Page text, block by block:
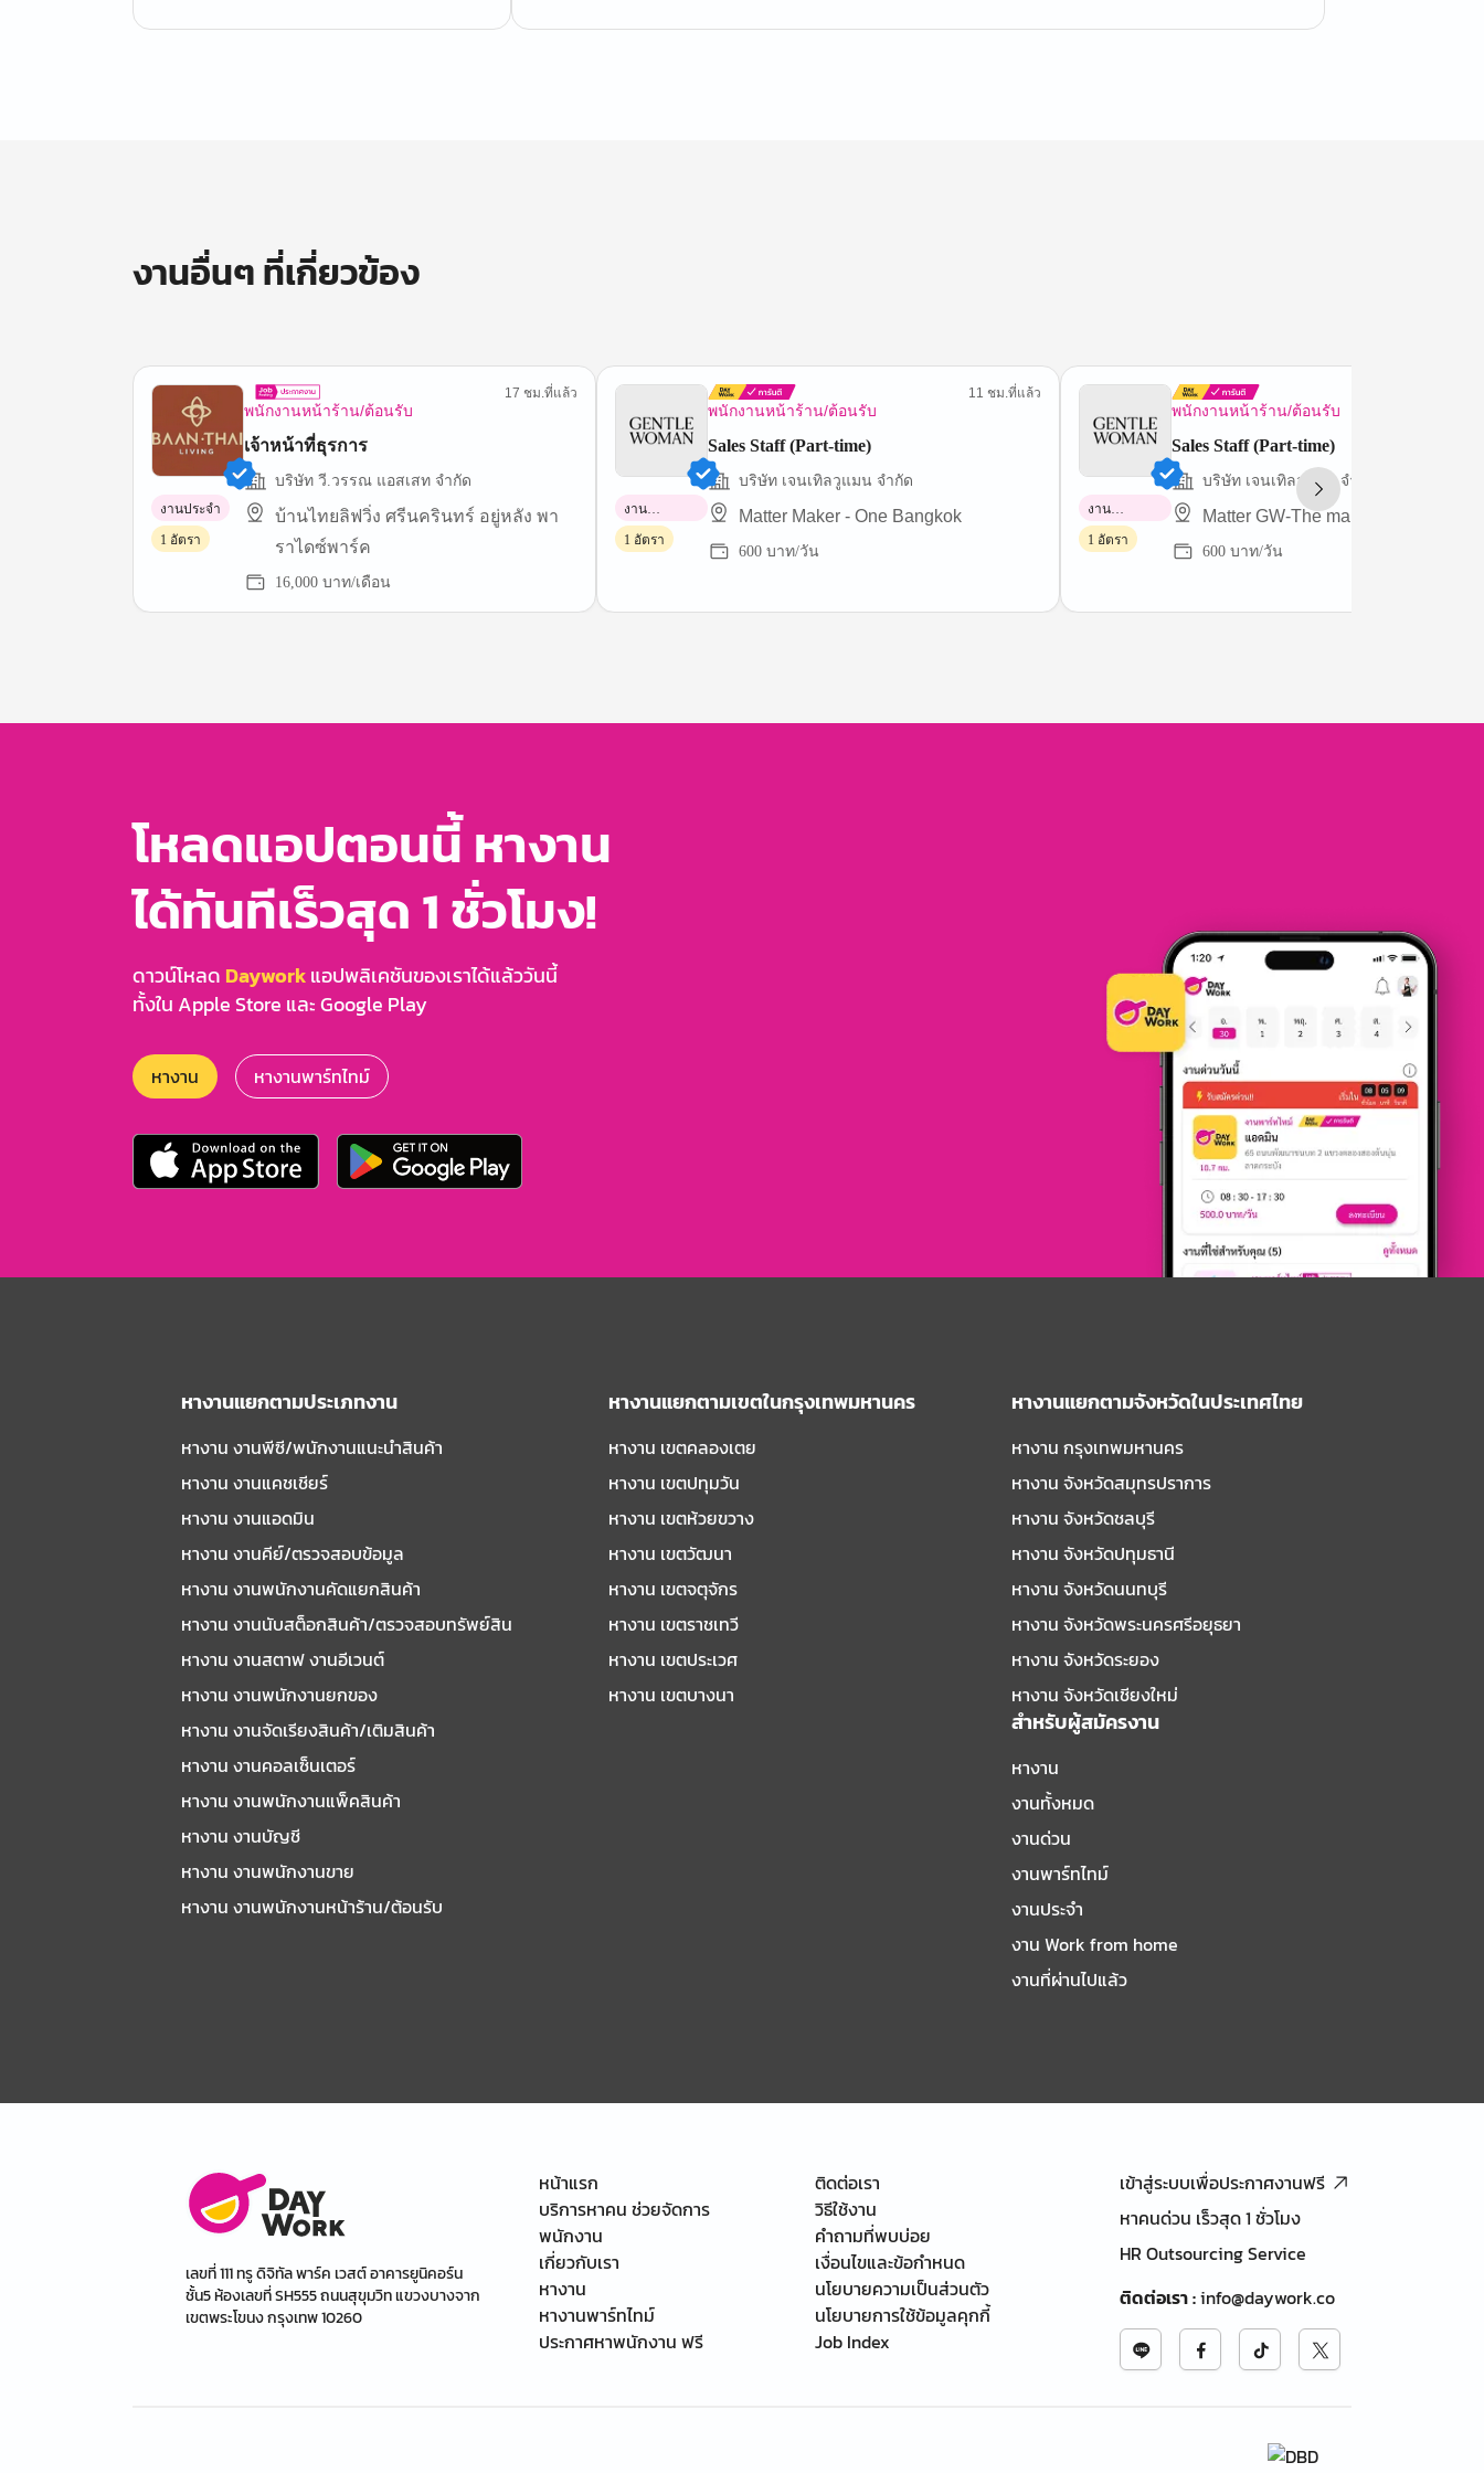
งานอื่นๆ ที่เกี่ยวข้อง
พนักงานหน้าร้าน/ต้อนรับ
17 ชม.ที่แล้ว
เจ้าหน้าที่ธุรการ
บริษัท วี.วรรณ แอสเสท จำกัด
บ้านไทยลิฟวิ่ง ศรีนครินทร์ อยู่หลัง พา
ราไดซ์พาร์ค
16,000 บาท/เดือน
งานประจำ
1 อัตรา
พนักงานหน้าร้าน/ต้อนรับ
11 ชม.ที่แล้ว
Sales Staff (Part-time)
บริษัท เจนเทิลวูแมน จำกัด
Matter Maker - One Bangkok
600 บาท/วัน
งาน
พาร์ทไทม์
1 อัตรา
พนักงานหน้าร้าน/ต้อนรับ
Sales Staff (Part-time)
บริษัท เจนเทิลวูแมน จำกัด
Matter GW-The mall bangkapi
600 บาท/วัน
งาน
พาร์ทไทม์
1 อัตรา
โหลดแอปตอนนี้ หางาน
ได้ทันทีเร็วสุด 1 ชั่วโมง!
ดาวน์โหลด Dayworkแอปพลิเคชันของเราได้แล้ววันนี้
ทั้งใน Apple Store และ Google Play
หางาน หางานพาร์ทไทม์
หางานแยกตามประเภทงาน
หางาน งานพีซี/พนักงานแนะนําสินค้า
หางาน งานแคชเชียร์
หางาน งานแอดมิน
หางาน งานคีย์/ตรวจสอบข้อมูล
หางาน งานพนักงานคัดแยกสินค้า
หางาน งานนับสต็อกสินค้า/ตรวจสอบทรัพย์สิน
หางาน งานสตาฟ งานอีเวนต์
หางาน งานพนักงานยกของ
หางาน งานจัดเรียงสินค้า/เติมสินค้า
หางาน งานคอลเซ็นเตอร์
หางาน งานพนักงานแพ็คสินค้า
หางาน งานบัญชี
หางาน งานพนักงานขาย
หางาน งานพนักงานหน้าร้าน/ต้อนรับ
หางานแยกตามเขตในกรุงเทพมหานคร
หางาน เขตคลองเตย
หางาน เขตปทุมวัน
หางาน เขตห้วยขวาง
หางาน เขตวัฒนา
หางาน เขตจตุจักร
หางาน เขตราชเทวี
หางาน เขตประเวศ
หางาน เขตบางนา
หางานแยกตามจังหวัดในประเทศไทย
หางาน กรุงเทพมหานคร
หางาน จังหวัดสมุทรปราการ
หางาน จังหวัดชลบุรี
หางาน จังหวัดปทุมธานี
หางาน จังหวัดนนทบุรี
หางาน จังหวัดพระนครศรีอยุธยา
หางาน จังหวัดระยอง
หางาน จังหวัดเชียงใหม่
สำหรับผู้สมัครงาน
หางาน
งานทั้งหมด
งานด่วน
งานพาร์ทไทม์
งานประจำ
งาน Work from home
งานที่ผ่านไปแล้ว
เลขที่ 111 ทรู ดิจิทัล พาร์ค เวสต์ อาคารยูนิคอร์น
ชั้น5 ห้องเลขที่ SH555 ถนนสุขุมวิท แขวงบางจาก
เขตพระโขนง กรุงเทพ 10260
หน้าแรก
บริการหาคน ช่วยจัดการ
พนักงาน
เกี่ยวกับเรา
หางาน
หางานพาร์ทไทม์
ประกาศหาพนักงาน ฟรี
ติดต่อเรา
วิธีใช้งาน
คำถามที่พบบ่อย
เงื่อนไขและข้อกำหนด
นโยบายความเป็นส่วนตัว
นโยบายการใช้ข้อมูลคุกกี้
Job Index
เข้าสู่ระบบเพื่อประกาศงานฟรี
หาคนด่วน เร็วสุด 1 ชั่วโมง
HR Outsourcing Service
ติดต่อเรา:info@daywork.co